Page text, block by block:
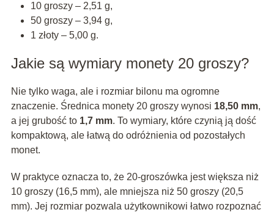
10 groszy – 2,51 g,
50 groszy – 3,94 g,
1 złoty – 5,00 g.
Jakie są wymiary monety 20 groszy?
Nie tylko waga, ale i rozmiar bilonu ma ogromne
znaczenie. Średnica monety 20 groszy wynosi 18,50 mm,
a jej grubość to 1,7 mm. To wymiary, które czynią ją dość
kompaktową, ale łatwą do odróżnienia od pozostałych
monet.
W praktyce oznacza to, że 20-groszówka jest większa niż
10 groszy (16,5 mm), ale mniejsza niż 50 groszy (20,5
mm). Jej rozmiar pozwala użytkownikowi łatwo rozpoznać